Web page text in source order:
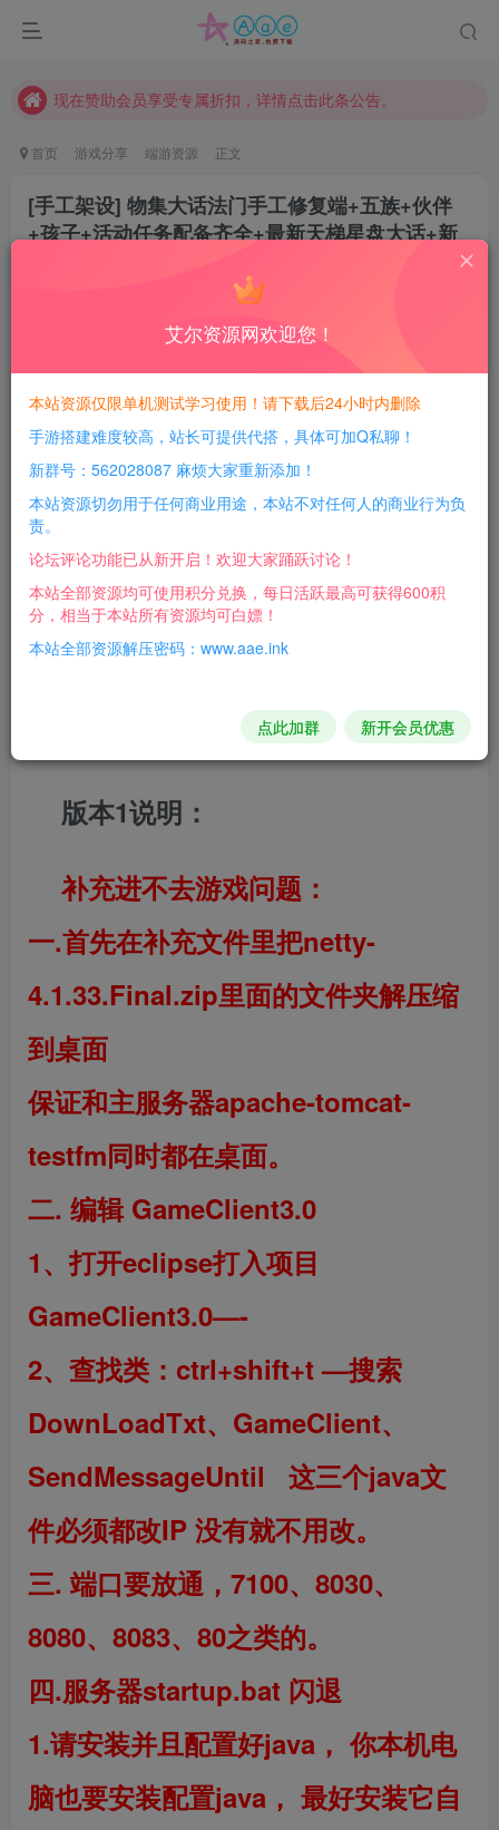
本站一律禁止以任何方式发布或转载任何违法的相关信息，访客发现请向站长举报
请勿相信任何评论区广告！以免上当受骗！
首页 游戏分享 端游资源 正文
[手工架设] 物集大话法门手工修复端+五族+伙伴
+孩子+活动任务配备齐全+最新天梯星盘大话+新
18
每日活跃最高可获得600积分！所有资源可以使用
积分免费兑换！
游戏介绍：
小白就不用下了！！！
过程比较复杂！！！
版本1说明：
补充进不去游戏问题：
一.首先在补充文件里把netty-
4.1.33.Final.zip里面的文件夹解压缩
到桌面
保证和主服务器apache-tomcat-
testfm同时都在桌面。
二. 编辑 GameClient3.0
1、打开eclipse打入项目
GameClient3.0—-
2、查找类：ctrl+shift+t —搜索
DownLoadTxt、GameClient、
SendMessageUntil 这三个java文
件必须都改IP 没有就不用改。
三. 端口要放通，7100、8030、
8080、8083、80之类的。
四.服务器startup.bat 闪退
1.请安装并且配置好java， 你本机电
脑也要安装配置java， 最好安装它自
艾尔资源网欢迎您！
本站资源仅限单机测试学习使用！请下载后24小时内删除
手游搭建难度较高，站长可提供代搭，具体可加Q私聊！
新群号：562028087 麻烦大家重新添加！
本站资源切勿用于任何商业用途，本站不对任何人的商业行为负
责。
论坛评论功能已从新开启！欢迎大家踊跃讨论！
本站全部资源均可使用积分兑换，每日活跃最高可获得600积
分，相当于本站所有资源均可白嫖！
本站全部资源解压密码：www.aae.ink
点此加群 新开会员优惠